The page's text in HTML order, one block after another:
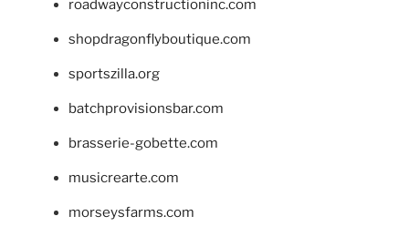
roadwayconstructioninc.com
shopdragonflyboutique.com
sportszilla.org
batchprovisionsbar.com
brasserie-gobette.com
musicrearte.com
morseysfarms.com